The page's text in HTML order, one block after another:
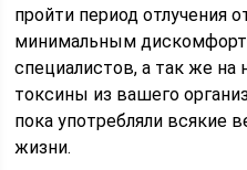
пройти период отлучения
минимальным
специалистов, а так же
токсины из вашего
пока употребляли всякие
жизни.